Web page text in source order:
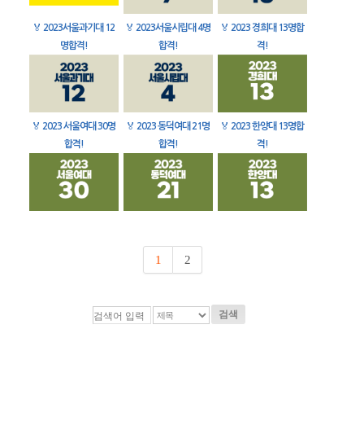
🏅 2023서울과기대 12
명합격!
🏅 2023서울시립대 4명
합격!
🏅 2023 경희대 13명합
격!
🏅 2023 서울여대 30명
합격!
🏅 2023 동덕여대 21명
합격!
🏅 2023 한양대 13명합
격!
1 2
검색